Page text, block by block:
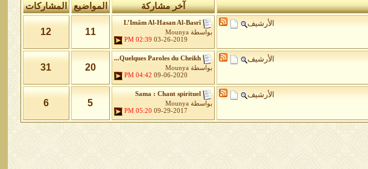
آخر مشاركة المواضيع المشاركات
الأرشيف
L’Imâm Al-Hasan Al-Basrî
بواسطة Mounya
03-26-2019
02:39 PM
11
12
الأرشيف
Quelques Paroles du Cheikh...
بواسطة Mounya
09-06-2020
04:42 PM
20
31
الأرشيف
Sama : Chant spirituel
بواسطة Mounya
09-29-2017
05:20 PM
5
6